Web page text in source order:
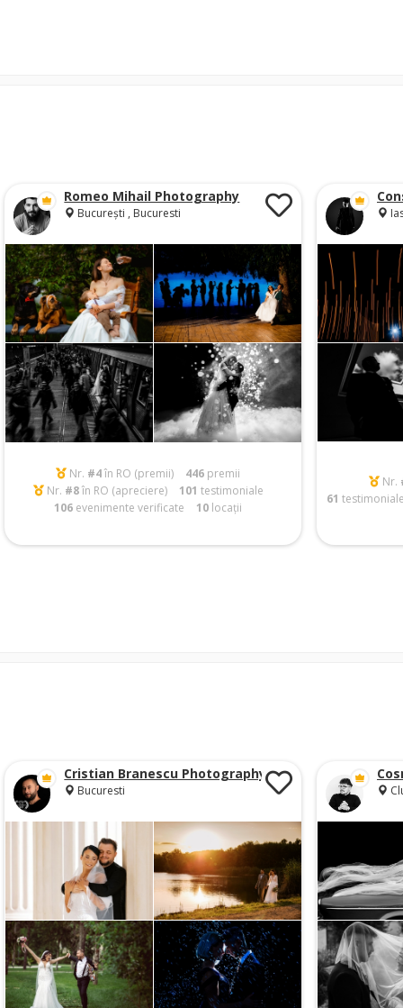
Romeo Mihail Photography
București , Bucuresti
Nr. #4în RO (premii) 446 premii
Nr. #8în RO (apreciere) 101 testimoniale
106 evenimente verificate 10 locații
Nr.
61 testimoniale
Cristian Branescu Photography
Bucuresti